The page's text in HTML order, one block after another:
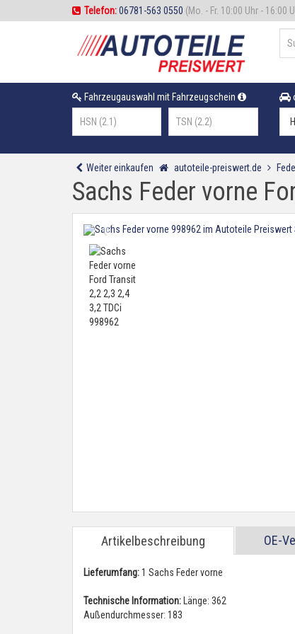
Telefon:06781-563 0550 (Mo. - Fr. 10:00 Uhr - 16:00
Fahrzeugauswahl mit Fahrzeugschein
Weiter einkaufen autoteile-preiswert.de
Sachs Feder vorne
Artikelbeschreibung OE-
Lieferumfang:1 Sachs Feder vorne
Technische Information: Länge: 362
Außendurchmesser: 183